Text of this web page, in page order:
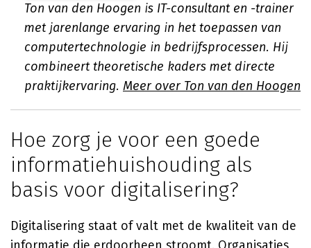
Ton van den Hoogen is IT-consultant en -trainer
met jarenlange ervaring in het toepassen van
computertechnologie in bedrijfsprocessen. Hij
combineert theoretische kaders met directe
praktijkervaring. Meer over Ton van den Hoogen
Hoe zorg je voor een goede
informatiehuishouding als
basis voor digitalisering?
Digitalisering staat of valt met de kwaliteit van de